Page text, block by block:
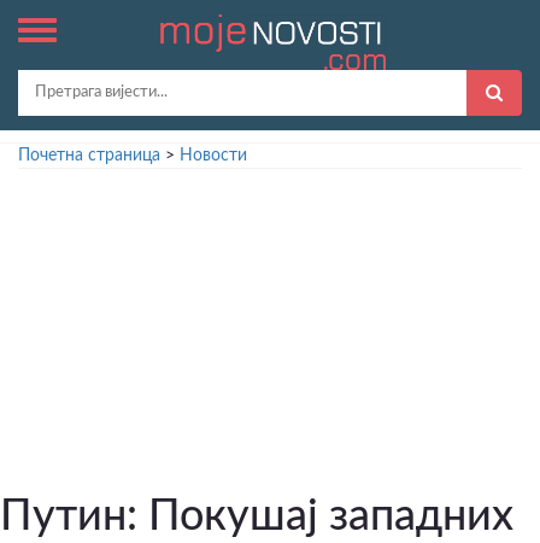
Почетна страница > Новости
Путин: Покушај западних